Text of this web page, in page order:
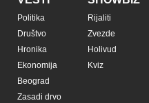
Politika
Društvo
Hronika
Ekonomija
Beograd
Zasadi drvo
Rijaliti
Zvezde
Holivud
Kviz